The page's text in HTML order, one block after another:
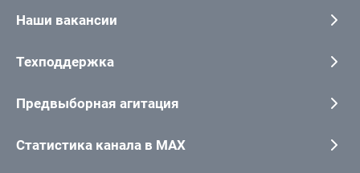
Наши вакансии
Техподдержка
Предвыборная агитация
Статистика канала в MAX